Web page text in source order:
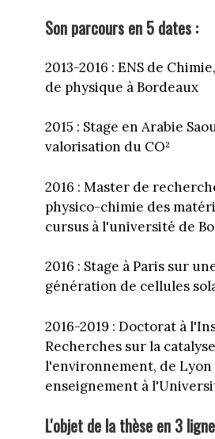
Son parcours en 5 dates :
2013-2016 : ENS de
de physique à Bordeaux
2015 : Stage en Arabie
valorisation du CO²
2016 : Master de
physico-chimie des
cursus à l'université de
2016 : Stage à Paris sur
génération de cellules
2016-2019 : Doctorat à
Recherches sur la
l'environnement, de Lyon
enseignement à
L'objet de la thèse en 3